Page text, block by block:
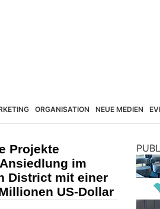
ORGANISATION NEUE MEDIEN
Projekte
im
District mit einer
US-Dollar